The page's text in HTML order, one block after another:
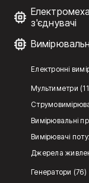
з'єднувачі
Електронні
Мультиметри
Вимірювальні
Вимірювачі
Джерела
Генератори (76)